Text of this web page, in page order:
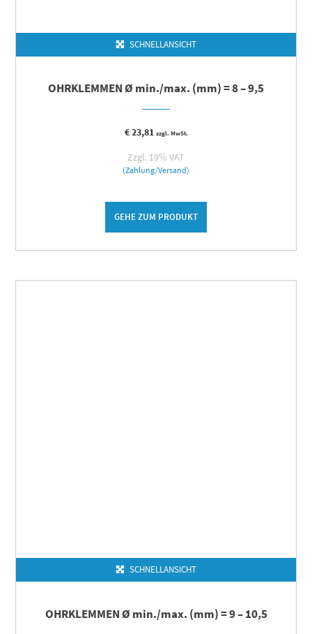
SCHNELLANSICHT
OHRKLEMMEN Ø min./max. (mm) = 8 – 9,5
€23,81 zzgl. MwSt.
Zzgl. 19% VAT
(Zahlung/Versand)
GEHE ZUM PRODUKT
SCHNELLANSICHT
OHRKLEMMEN Ø min./max. (mm) = 9 – 10,5